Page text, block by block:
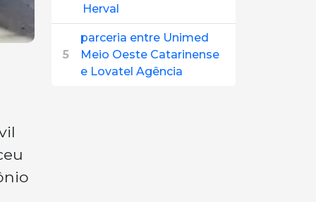
Herval
5
parceria entre Unimed
Meio Oeste Catarinense
e Lovatel Agência